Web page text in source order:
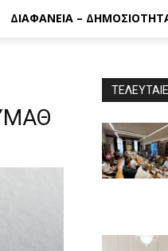
ΔΙΑΦΆΝΕΙΑ –